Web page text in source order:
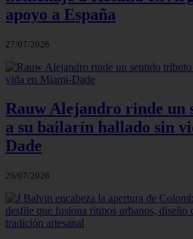
apoyo a España
27/07/2026
Rauw Alejandro rinde un
a su bailarín hallado sin
Dade
26/07/2026